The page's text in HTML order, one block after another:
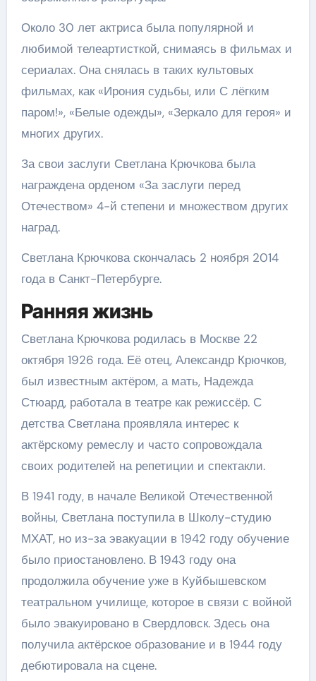
Около 30 лет актриса была популярной и
любимой телеартисткой, снимаясь в фильмах и
сериалах. Она снялась в таких культовых
фильмах, как «Ирония судьбы, или С лёгким
паром!», «Белые одежды», «Зеркало для героя» и
многих других.
За свои заслуги Светлана Крючкова была
награждена орденом «За заслуги перед
Отечеством» 4-й степени и множеством других
наград.
Светлана Крючкова скончалась 2 ноября 2014
года в Санкт-Петербурге.
Ранняя жизнь
Светлана Крючкова родилась в Москве 22
октября 1926 года. Её отец, Александр Крючков,
был известным актёром, а мать, Надежда
Стюард, работала в театре как режиссёр. С
детства Светлана проявляла интерес к
актёрскому ремеслу и часто сопровождала
своих родителей на репетиции и спектакли.
В 1941 году, в начале Великой Отечественной
войны, Светлана поступила в Школу-студию
МХАТ, но из-за эвакуации в 1942 году обучение
было приостановлено. В 1943 году она
продолжила обучение уже в Куйбышевском
театральном училище, которое в связи с войной
было эвакуировано в Свердловск. Здесь она
получила актёрское образование и в 1944 году
дебютировала на сцене.